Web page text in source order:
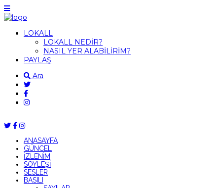
LOKALL
LOKALL NEDİR?
NASIL YER ALABİLİRİM?
PAYLAŞ
Ara
ANASAYFA
GÜNCEL
İZLENİM
SÖYLEŞİ
SESLER
BASILI